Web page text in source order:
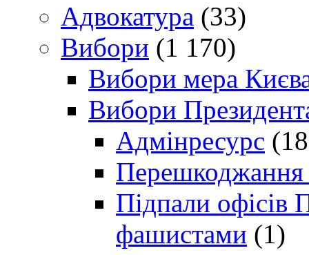
Адвокатура (33)
Вибори (1 170)
Вибори мера
Вибори
Адмінресурс
Перешкоджання
Підпали офісів
фашистами (1)